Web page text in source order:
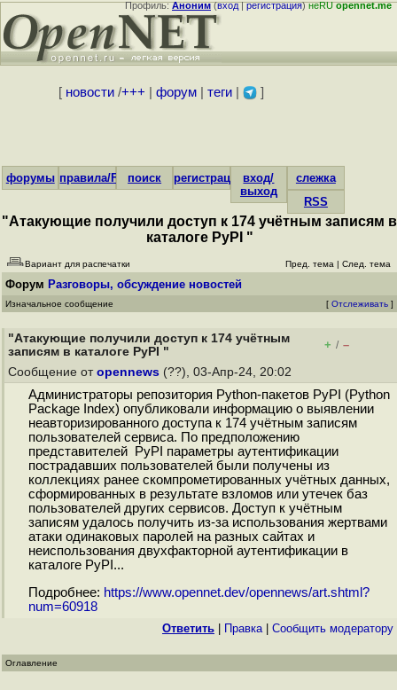
Профиль:Аноним(вход|регистрация)неRUopennet.me
[ новости/+++ форум| теги| ]
форумы правила/FAQпоиск регистрациявход/
выход
слежка
RSS
"Атакующие получили доступ к 174 учётным записям в
каталоге PyPI "
Вариант для распечатки Пред. тема | След. тема
Форум Разговоры, обсуждение новостей
Изначальное сообщение [ Отслеживать ]
"Атакующие получили доступ к 174 учётным
записям в каталоге PyPI "
+ / –
Сообщение от opennews (??), 03-Апр-24, 20:02
Администраторы репозитория Python-пакетов PyPI (Python
Package Index) опубликовали информацию о выявлении
неавторизированного доступа к 174 учётным записям
пользователей сервиса. По предположению
представителей PyPI параметры аутентификации
пострадавших пользователей были получены из
коллекциях ранее скомпрометированных учётных данных,
сформированных в результате взломов или утечек баз
пользователей других сервисов. Доступ к учётным
записям удалось получить из-за использования жертвами
атаки одинаковых паролей на разных сайтах и
неиспользования двухфакторной аутентификации в
каталоге PyPI...
Подробнее: https://www.opennet.dev/opennews/art.shtml?
num=60918
Ответить Правка| Cообщить модератору
Оглавление